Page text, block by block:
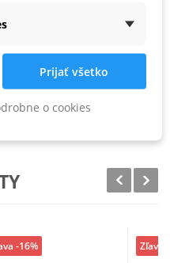
-16% Zľava
Prijať všetko
o cookies